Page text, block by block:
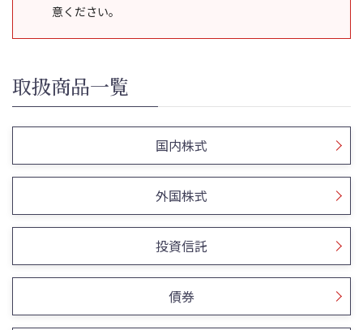
意ください。
取扱商品一覧
国内株式
外国株式
投資信託
債券